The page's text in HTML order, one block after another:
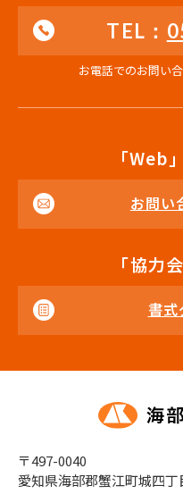
TEL：
お電話でのお問い
「Web
お問い
「協力
書式
〒497-0040
愛知県海部郡蟹江町城四丁